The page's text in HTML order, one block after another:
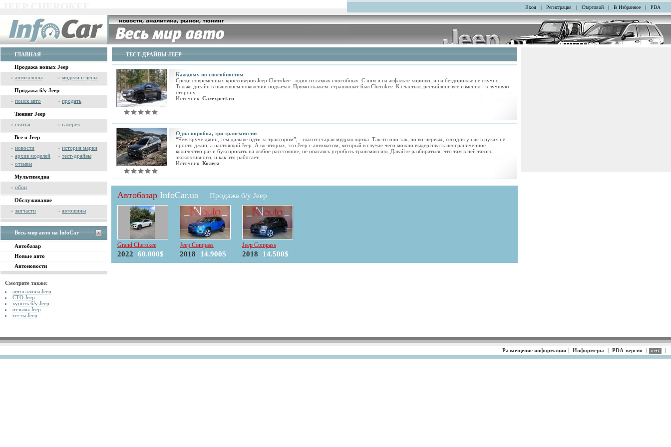
Вход | Регистрация | Стартовой | В Избранное | PDA
ГЛАВНАЯ
Продажа новых Jeep
» автосалоны » модели и цены
Продажа б/у Jeep
» поиск авто » продать
Тюнинг Jeep
» статьи » галерея
Все о Jeep
» новости » история марки
» архив моделей » тест-драйвы
» отзывы
Мультимедиа
» обои
Обслуживание
» запчасти » автошины
Весь мир авто на InfoCar
Автобазар
Новые авто
Автоновости
Смотрите также:
автосалоны Jeep
СТО Jeep
купить б/у Jeep
отзывы Jeep
тесты Jeep
ТЕСТ-ДРАЙВЫ JEEP
Каждому по способностям
Среди современных кроссоверов Jeep Cherokee - один из самых способных. С ним и на асфальте хорошо, и на бездорожье не скучно.
Только дизайн в нынешнем поколении подкачал. Прямо скажем: страшноват был Cherokee. К счастью, рестайлинг все изменил - в лучшую
сторону.
Источник: Carexpert.ru
Одна коробка, три трансмиссии
“Чем круче джип, тем дальше идти за трактором”, - гласит старая мудрая шутка. Так-то оно так, но во-первых, сегодня у нас в руках не
просто джип, а настоящий Jeep. А во-вторых, это Jeep с автоматом, который в случае чего можно выдергивать неограниченное
количество раз и буксировать на любое расстояние, не опасаясь угробить трансмиссию. Давайте разбираться, что там в ней такого
эксклюзивного, и как это работает.
Источник: Колеса
Автобазар InfoCar.ua Продажа б/у Jeep
Grand Cherokee
2022 60.000$
Jeep Compass
2018 14.900$
Jeep Compass
2018 14.500$
Размещение информации | Информеры | PDA-версия | |